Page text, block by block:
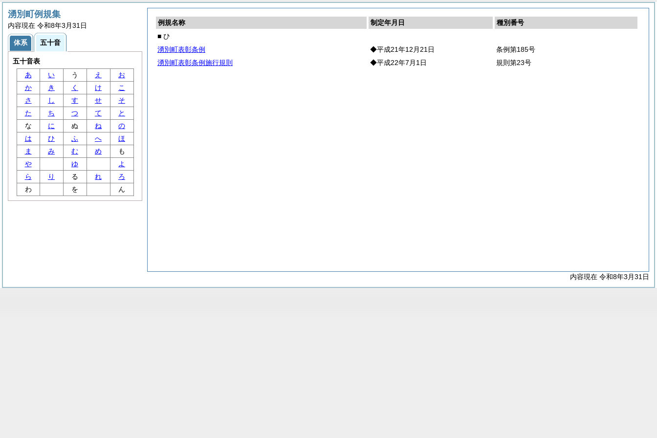
例規名称 制定年月日
種別番号
■ ひ
湧別町表彰条例
◆平成21年12月21日
条例第185号
湧別町表彰条例施行規則
◆平成22年7月1日 規則第23号
内容現在 令和8年3月31日
湧別町例規集
内容現在 令和8年3月31日
体系 五十音
五十音表
あ
い う え
お
か
き く け
こ
さ
し す せ
そ
た
ち つ て
と
な
に ぬ ね
の
は
ひ ふ へ
ほ
ま
み む め
も
や
ゆ
よ
ら
り る れ
ろ
わ
を ん